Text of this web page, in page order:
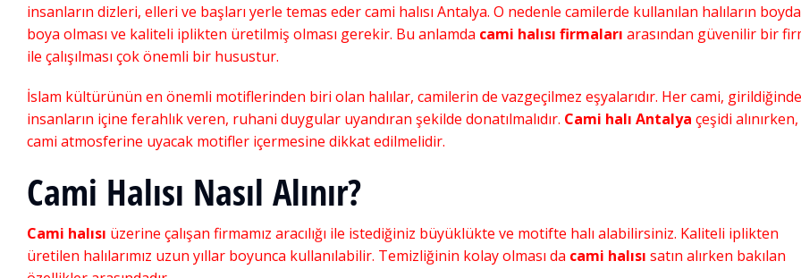
insanların dizleri, elleri ve başları yerle temas eder cami halısı Antalya. O nedenle camilerde kullanılan halıların
boya olması ve kaliteli iplikten üretilmiş olması gerekir. Bu anlamda cami halısı firmaları arasından güvenilir bir
ile çalışılması çok önemli bir husustur.
İslam kültürünün en önemli motiflerinden biri olan halılar, camilerin de vazgeçilmez eşyalarıdır. Her cami, girildiğinde
insanların içine ferahlık veren, ruhani duygular uyandıran şekilde donatılmalıdır. Cami halı Antalya çeşidi alınırken,
cami atmosferine uyacak motifler içermesine dikkat edilmelidir.
Cami Halısı Nasıl Alınır?
Cami halısı üzerine çalışan firmamız aracılığı ile istediğiniz büyüklükte ve motifte halı alabilirsiniz. Kaliteli iplikten
üretilen halılarımız uzun yıllar boyunca kullanılabilir. Temizliğinin kolay olması da cami halısı satın alırken bakılan